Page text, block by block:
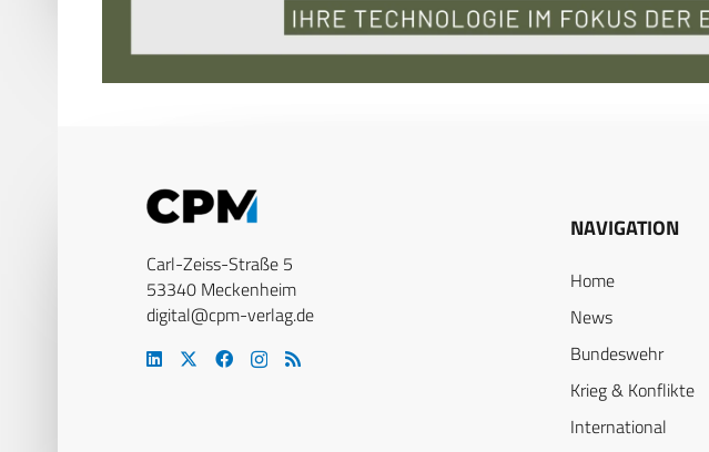
Carl-Zeiss-Straße 5
53340 Meckenheim
digital@cpm-verlag.de
NAVIGATION
Home
News
Bundeswehr
Krieg & Konflikte
International